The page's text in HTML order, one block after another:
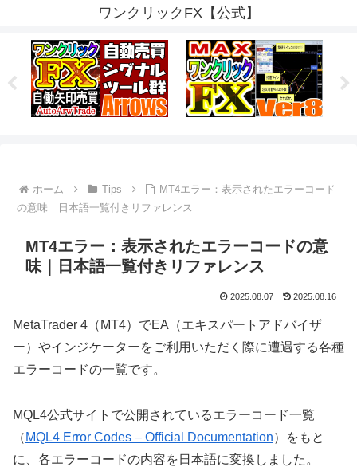
ワンクリックFX【公式】
ホーム Tips
MT4エラー：表示されたエラーコード
の意味｜日本語一覧付きリファレンス
MT4エラー：表示されたエラーコードの意
味｜日本語一覧付きリファレンス
2025.08.07 2025.08.16
MetaTrader 4（MT4）でEA（エキスパートアドバイザ
ー）やインジケーターをご利用いただく際に遭遇する各種
エラーコードの一覧です。
MQL4公式サイトで公開されているエラーコード一覧
（ MQL4 Error Codes – Official Documentation）をもと
に、各エラーコードの内容を日本語に変換しました。